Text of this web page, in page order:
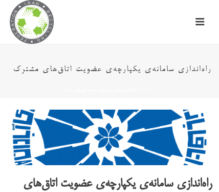
راه‌اندازی سامانه‌ی یکپارچه‌ی عضویت اتاق‌های مشترک
راه‌اندازی سامانه‌ی یکپارچه‌ی عضویت اتاق‌های